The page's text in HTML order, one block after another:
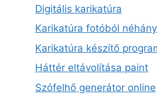
Digitális karikatúra
Karikatúra fotóból
Karikatúra készítő
Háttér eltávolítása paint
Szófelhő generátor online